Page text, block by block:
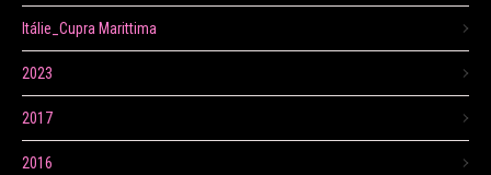
Itálie_Cupra Marittima
2023
2017
2016